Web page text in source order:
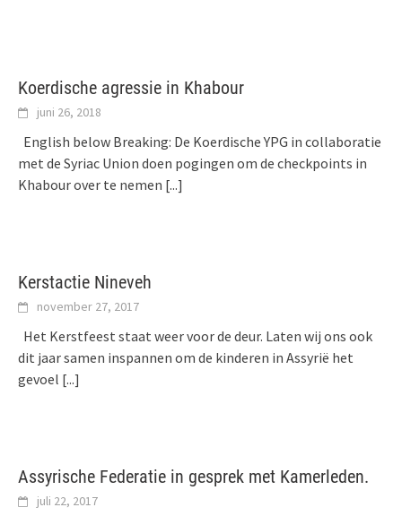
Koerdische agressie in Khabour
juni 26, 2018
English below Breaking: De Koerdische YPG in collaboratie
met de Syriac Union doen pogingen om de checkpoints in
Khabour over te nemen [...]
Kerstactie Nineveh
november 27, 2017
Het Kerstfeest staat weer voor de deur. Laten wij ons ook
dit jaar samen inspannen om de kinderen in Assyrië het
gevoel [...]
Assyrische Federatie in gesprek met Kamerleden.
juli 22, 2017